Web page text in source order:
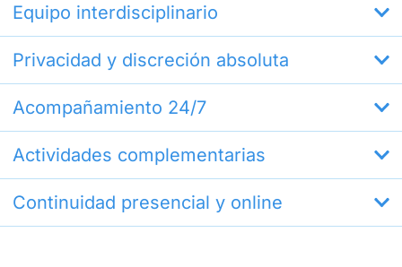
Equipo interdisciplinario
Privacidad y discreción absoluta
Acompañamiento 24/7
Actividades complementarias
Continuidad presencial y online